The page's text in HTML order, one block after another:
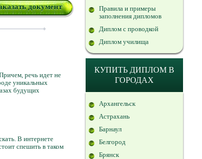
документ
речь идет не
уникальных
будущих
В интернете
спешить в таком
Правила и примеры
заполнения дипломов
Диплом с проводкой
Диплом училища
КУПИТЬ ДИПЛОМ В
ГОРОДАХ
Архангельск
Астрахань
Барнаул
Белгород
Брянск